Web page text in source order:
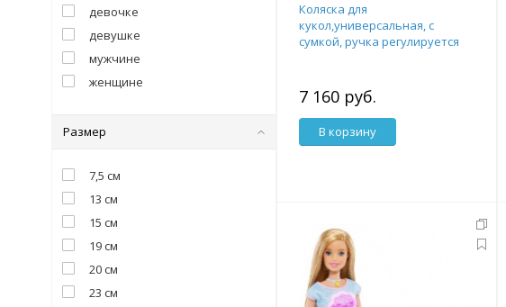
девочке
девушке
мужчине
женщине
Размер
7,5 см
13 см
15 см
19 см
20 см
23 см
Коляска для
кукол,универсальная, с
сумкой, ручка регулируется
7 160 руб.
В корзину